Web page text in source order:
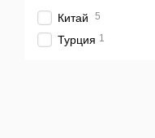
Китай 5
Турция 1